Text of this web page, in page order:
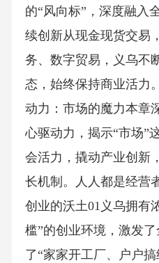
的“风向标”，深度融入
续创新从现金现货交易
务、数字贸易，义乌不
态，始终保持商业活力
动力：市场的魔力本章
心驱动力，揭示“市场”
会活力，撬动产业创新
长机制。人人都是经营
创业的沃土01义乌拥有
槛”的创业环境，激发
了“家家开工厂、户户